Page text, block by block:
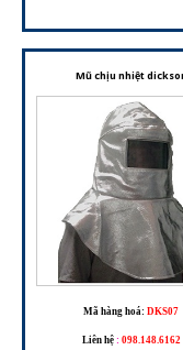
Mũ chịu nhiệt
Mã hàng hoá: DKS07
Liên hệ : 098.148.6162